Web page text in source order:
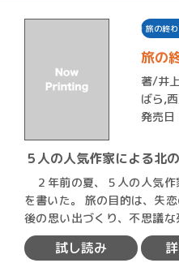
旅の終
旅の
著/井
ばら,
発売
５人の人気作家による北
２年前の夏、５人の人気
を書いた。 旅の目的は、失恋の準備、過去との決別、高校最
後の思い出づくり、不思議
…
試し読み